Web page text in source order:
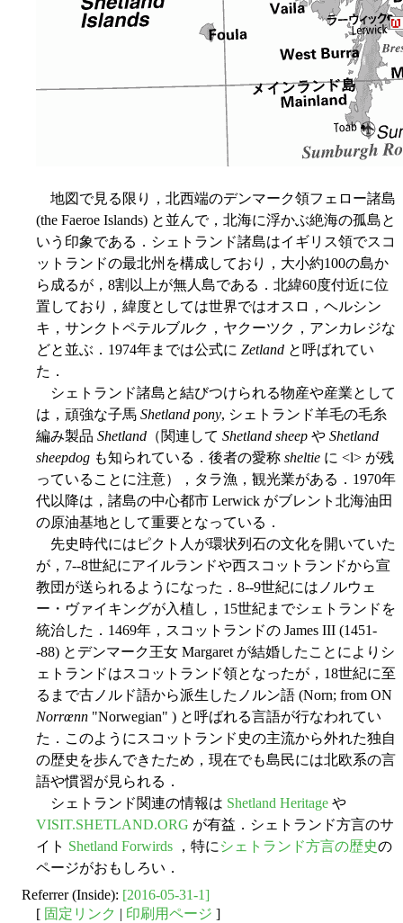
地図で見る限り，北西端のデンマーク領フェロー諸島
(the Faeroe Islands) と並んで，北海に浮かぶ絶海の孤島と
いう印象である．シェトランド諸島はイギリス領でスコ
ットランドの最北州を構成しており，大小約100の島か
ら成るが，8割以上が無人島である．北緯60度付近に位
置しており，緯度としては世界ではオスロ，ヘルシン
キ，サンクトペテルブルク，ヤクーツク，アンカレジな
どと並ぶ．1974年までは公式に Zetland と呼ばれてい
た．
シェトランド諸島と結びつけられる物産や産業として
は，頑強な子馬 Shetland pony, シェトランド羊毛の毛糸
編み製品 Shetland （関連して Shetland sheep や Shetland
sheepdog も知られている．後者の愛称 sheltie に <l> が残
っていることに注意），タラ漁，観光業がある．1970年
代以降は，諸島の中心都市 Lerwick がブレント北海油田
の原油基地として重要となっている．
先史時代にはピクト人が環状列石の文化を開いていた
が，7--8世紀にアイルランドや西スコットランドから宣
教団が送られるようになった．8--9世紀にはノルウェ
ー・ヴァイキングが入植し，15世紀までシェトランドを
統治した．1469年，スコットランドの James III (1451-
-88) とデンマーク王女 Margaret が結婚したことによりシ
ェトランドはスコットランド領となったが，18世紀に至
るまで古ノルド語から派生したノルン語 (Norn; from ON
Norrœnn "Norwegian" ) と呼ばれる言語が行なわれてい
た．このようにスコットランド史の主流から外れた独自
の歴史を歩んできたため，現在でも島民には北欧系の言
語や慣習が見られる．
シェトランド関連の情報は Shetland Heritage や
VISIT.SHETLAND.ORG が有益．シェトランド方言のサ
イト Shetland Forwirds ，特にシェトランド方言の歴史の
ページがおもしろい．
Referrer (Inside): [2016-05-31-1]
[ 固定リンク | 印刷用ページ ]